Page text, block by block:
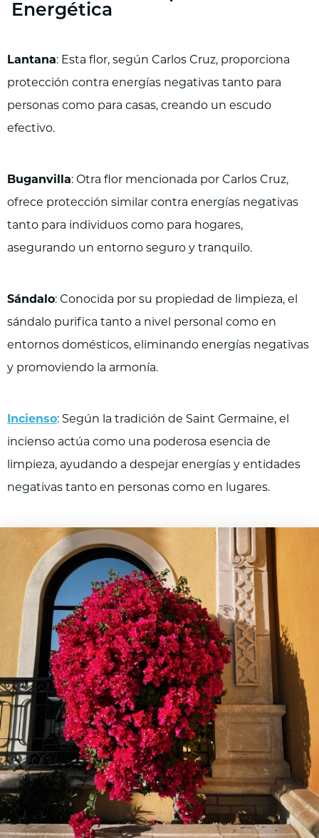
Energética
Lantana: Esta flor, según Carlos Cruz, proporciona
protección contra energías negativas tanto para
personas como para casas, creando un escudo
efectivo.
Buganvilla: Otra flor mencionada por Carlos Cruz,
ofrece protección similar contra energías negativas
tanto para individuos como para hogares,
asegurando un entorno seguro y tranquilo.
Sándalo: Conocida por su propiedad de limpieza, el
sándalo purifica tanto a nivel personal como en
entornos domésticos, eliminando energías negativas
y promoviendo la armonía.
Incienso: Según la tradición de Saint Germaine, el
incienso actúa como una poderosa esencia de
limpieza, ayudando a despejar energías y entidades
negativas tanto en personas como en lugares.